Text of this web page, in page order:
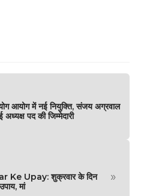
आयोग में नई नियुक्ति, संजय अग्रवाल
अध्यक्ष पद की जिम्मेदारी
Ke Upay: शुक्रवार के दिन
मां
»